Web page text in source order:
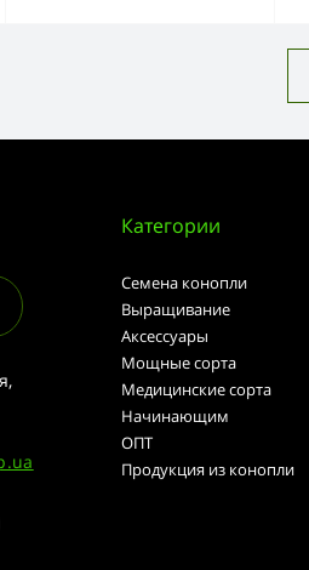
Категории
Семена конопли
Выращивание
Аксессуары
Мощные сорта
Медицинские сорта
Начинающим
ОПТ
Продукция из конопли